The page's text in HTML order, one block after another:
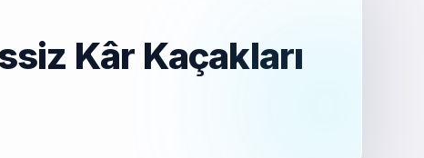
Kâr Kaçakları